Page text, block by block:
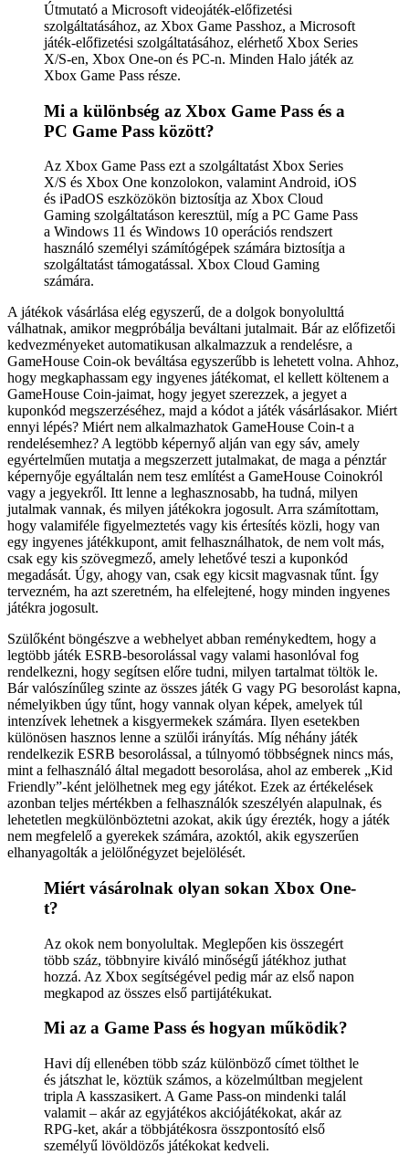
Útmutató a Microsoft videojáték-előfizetési
szolgáltatásához, az Xbox Game Passhoz, a Microsoft
játék-előfizetési szolgáltatásához, elérhető Xbox Series
X/S-en, Xbox One-on és PC-n. Minden Halo játék az
Xbox Game Pass része.
Mi a különbség az Xbox Game Pass és a
PC Game Pass között?
Az Xbox Game Pass ezt a szolgáltatást Xbox Series
X/S és Xbox One konzolokon, valamint Android, iOS
és iPadOS eszközökön biztosítja az Xbox Cloud
Gaming szolgáltatáson keresztül, míg a PC Game Pass
a Windows 11 és Windows 10 operációs rendszert
használó személyi számítógépek számára biztosítja a
szolgáltatást támogatással. Xbox Cloud Gaming
számára.
A játékok vásárlása elég egyszerű, de a dolgok bonyolulttá
válhatnak, amikor megpróbálja beváltani jutalmait. Bár az előfizetői
kedvezményeket automatikusan alkalmazzuk a rendelésre, a
GameHouse Coin-ok beváltása egyszerűbb is lehetett volna. Ahhoz,
hogy megkaphassam egy ingyenes játékomat, el kellett költenem a
GameHouse Coin-jaimat, hogy jegyet szerezzek, a jegyet a
kuponkód megszerzéséhez, majd a kódot a játék vásárlásakor. Miért
ennyi lépés? Miért nem alkalmazhatok GameHouse Coin-t a
rendelésemhez? A legtöbb képernyő alján van egy sáv, amely
egyértelműen mutatja a megszerzett jutalmakat, de maga a pénztár
képernyője egyáltalán nem tesz említést a GameHouse Coinokról
vagy a jegyekről. Itt lenne a leghasznosabb, ha tudná, milyen
jutalmak vannak, és milyen játékokra jogosult. Arra számítottam,
hogy valamiféle figyelmeztetés vagy kis értesítés közli, hogy van
egy ingyenes játékkupont, amit felhasználhatok, de nem volt más,
csak egy kis szövegmező, amely lehetővé teszi a kuponkód
megadását. Úgy, ahogy van, csak egy kicsit magvasnak tűnt. Így
tervezném, ha azt szeretném, ha elfelejtené, hogy minden ingyenes
játékra jogosult.
Szülőként böngészve a webhelyet abban reménykedtem, hogy a
legtöbb játék ESRB-besorolással vagy valami hasonlóval fog
rendelkezni, hogy segítsen előre tudni, milyen tartalmat töltök le.
Bár valószínűleg szinte az összes játék G vagy PG besorolást kapna,
némelyikben úgy tűnt, hogy vannak olyan képek, amelyek túl
intenzívek lehetnek a kisgyermekek számára. Ilyen esetekben
különösen hasznos lenne a szülői irányítás. Míg néhány játék
rendelkezik ESRB besorolással, a túlnyomó többségnek nincs más,
mint a felhasználó által megadott besorolása, ahol az emberek „Kid
Friendly”-ként jelölhetnek meg egy játékot. Ezek az értékelések
azonban teljes mértékben a felhasználók szeszélyén alapulnak, és
lehetetlen megkülönböztetni azokat, akik úgy érezték, hogy a játék
nem megfelelő a gyerekek számára, azoktól, akik egyszerűen
elhanyagolták a jelölőnégyzet bejelölését.
Miért vásárolnak olyan sokan Xbox One-
t?
Az okok nem bonyolultak. Meglepően kis összegért
több száz, többnyire kiváló minőségű játékhoz juthat
hozzá. Az Xbox segítségével pedig már az első napon
megkapod az összes első partijátékukat.
Mi az a Game Pass és hogyan működik?
Havi díj ellenében több száz különböző címet tölthet le
és játszhat le, köztük számos, a közelmúltban megjelent
tripla A kasszasikert. A Game Pass-on mindenki talál
valamit – akár az egyjátékos akciójátékokat, akár az
RPG-ket, akár a többjátékosra összpontosító első
személyű lövöldözős játékokat kedveli.